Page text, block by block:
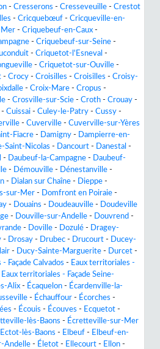
- Cresserons - Cresseveuille - Crestot
- Cricquebœuf - Cricqueville-en-
- Criquebeuf-en-Caux -
- Criquebeuf-sur-Seine -
- Criquetot-l'Esneval -
- Criquetot-sur-Ouville -
- Crocy - Croisilles - Croisilles - Croisy-
- Croix-Mare - Cropus -
- Crosville-sur-Scie - Croth - Crouay -
- Cuissai - Culey-le-Patry - Cussy -
- Cuverville - Cuverville-sur-Yères
Fiacre - Damigny - Dampierre-en-
Saint-Nicolas - Dancourt - Danestal -
- Daubeuf-la-Campagne - Daubeuf-
- Démouville - Dénestanville -
- Dialan sur Chaîne - Dieppe -
sur-Mer - Domfront en Poiraie -
- Douains - Doudeauville - Doudeville
- Douville-sur-Andelle - Douvrend -
- Doville - Dozulé - Dragey-
- Drosay - Drubec - Drucourt - Ducey-
- Ducy-Sainte-Marguerite - Durcet -
Façade Calvados - Eaux territoriales -
Eaux territoriales - Façade Seine-
Alix - Écaquelon - Écardenville-la-
- Échauffour - Écorches -
- Écouis - Écouves - Ecquetot -
lès-Baons - Écretteville-sur-Mer
Ectot-lès-Baons - Elbeuf - Elbeuf-en-
Andelle - Életot - Ellecourt - Ellon -